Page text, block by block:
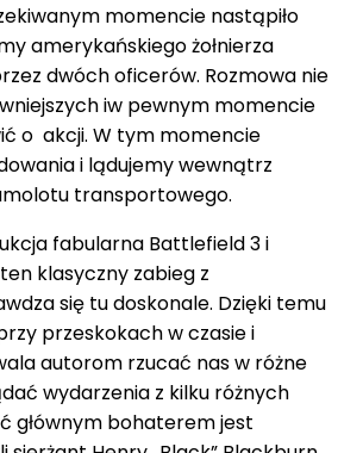
momencie nastąpiło
amerykańskiego żołnierza
dwóch oficerów. Rozmowa nie
iw pewnym momencie
o akcji. W tym momencie
i lądujemy wewnątrz
transportowego.
fabularna Battlefield 3 i
klasyczny zabieg z
się tu doskonale. Dzięki temu
przeskokach w czasie i
autorom rzucać nas w różne
wydarzenia z kilku różnych
głównym bohaterem jest